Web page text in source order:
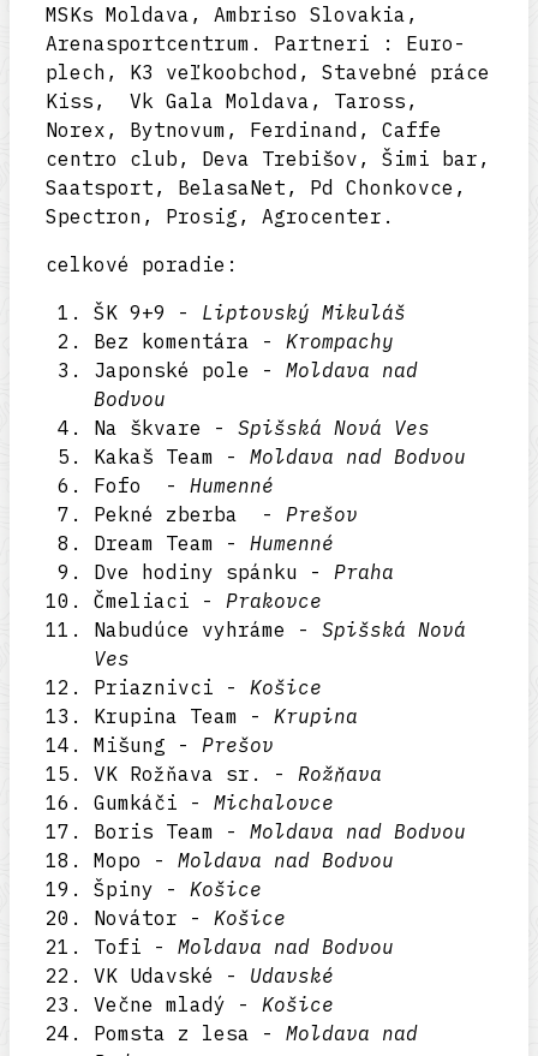
MSKs Moldava, Ambriso Slovakia,
Arenasportcentrum. Partneri : Euro-
plech, K3 veľkoobchod, Stavebné práce
Kiss, Vk Gala Moldava, Taross,
Norex, Bytnovum, Ferdinand, Caffe
centro club, Deva Trebišov, Šimi bar,
Saatsport, BelasaNet, Pd Chonkovce,
Spectron, Prosig, Agrocenter.
celkové poradie:
ŠK 9+9 - Liptovský Mikuláš
Bez komentára - Krompachy
Japonské pole - Moldava nad
Bodvou
Na škvare - Spišská Nová Ves
Kakaš Team - Moldava nad Bodvou
Fofo - Humenné
Pekné zberba - Prešov
Dream Team - Humenné
Dve hodiny spánku - Praha
Čmeliaci - Prakovce
Nabudúce vyhráme - Spišská Nová
Ves
Priaznivci - Košice
Krupina Team - Krupina
Mišung - Prešov
VK Rožňava sr. - Rožňava
Gumkáči - Michalovce
Boris Team - Moldava nad Bodvou
Mopo - Moldava nad Bodvou
Špiny - Košice
Novátor - Košice
Tofi - Moldava nad Bodvou
VK Udavské - Udavské
Večne mladý - Košice
Pomsta z lesa - Moldava nad